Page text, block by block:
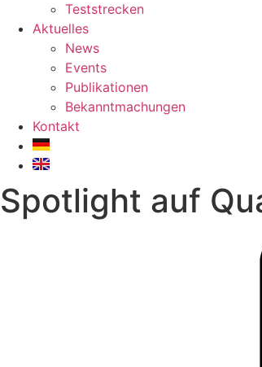
Teststrecken
Aktuelles
News
Events
Publikationen
Bekanntmachungen
Kontakt
Spotlight auf